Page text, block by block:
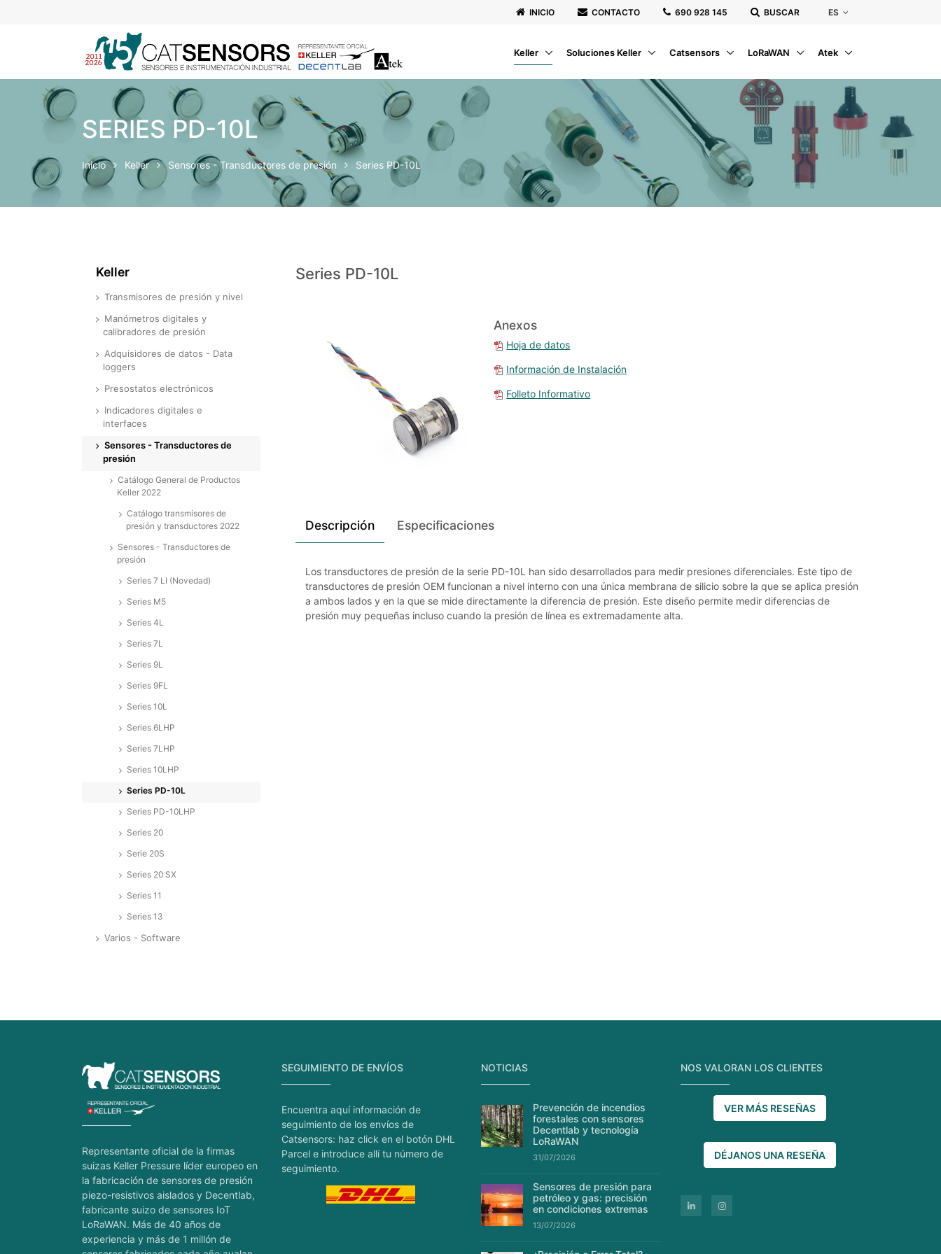
INICIO CONTACTO ‭690 928 145‬ BUSCAR ES
Keller Soluciones Keller Catsensors LoRaWAN Atek
SERIES PD-10L
Inicio Keller Sensores - Transductores de presión Series PD-10L
Keller
Transmisores de presión y nivel
Manómetros digitales y
calibradores de presión
Adquisidores de datos - Data
loggers
Presostatos electrónicos
Indicadores digitales e
interfaces
Sensores - Transductores de
presión
Catálogo General de Productos
Keller 2022
Catálogo transmisores de
presión y transductores 2022
Sensores - Transductores de
presión
Series 7 LI (Novedad)
Series M5
Series 4L
Series 7L
Series 9L
Series 9FL
Series 10L
Series 6LHP
Series 7LHP
Series 10LHP
Series PD-10L
Series PD-10LHP
Series 20
Serie 20S
Series 20 SX
Series 11
Series 13
Varios - Software
Series PD-10L
Anexos
Hoja de datos
Información de Instalación
Folleto Informativo
Descripción Especificaciones
Los transductores de presión de la serie PD-10L han sido desarrollados para medir presiones diferenciales. Este tipo de
transductores de presión OEM funcionan a nivel interno con una única membrana de silicio sobre la que se aplica presión
a ambos lados y en la que se mide directamente la diferencia de presión. Este diseño permite medir diferencias de
presión muy pequeñas incluso cuando la presión de línea es extremadamente alta.
Representante oficial de la firmas
suizas Keller Pressure líder europeo en
la fabricación de sensores de presión
piezo-resistivos aislados y Decentlab,
fabricante suizo de sensores IoT
LoRaWAN. Más de 40 años de
experiencia y más de 1 millón de
SEGUIMIENTO DE ENVÍOS
Encuentra aquí información de
seguimiento de los envíos de
Catsensors: haz click en el botón DHL
Parcel e introduce allí tu número de
seguimiento.
NOTICIAS
Prevención de incendios
forestales con sensores
Decentlab y tecnología
LoRaWAN
31/07/2026
Sensores de presión para
petróleo y gas: precisión
en condiciones extremas
13/07/2026
NOS VALORAN LOS CLIENTES
VER MÁS RESEÑAS
DÉJANOS UNA RESEÑA